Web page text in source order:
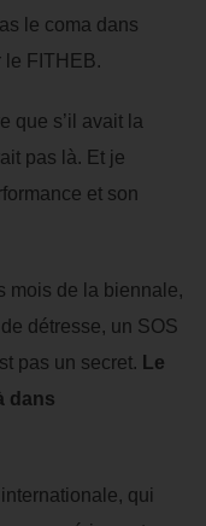
le coma dans
le FITHEB.
que s’il avait la
pas là. Et je
et son
mois de la biennale,
détresse, un SOS
pas un secret. Le
dans
qui